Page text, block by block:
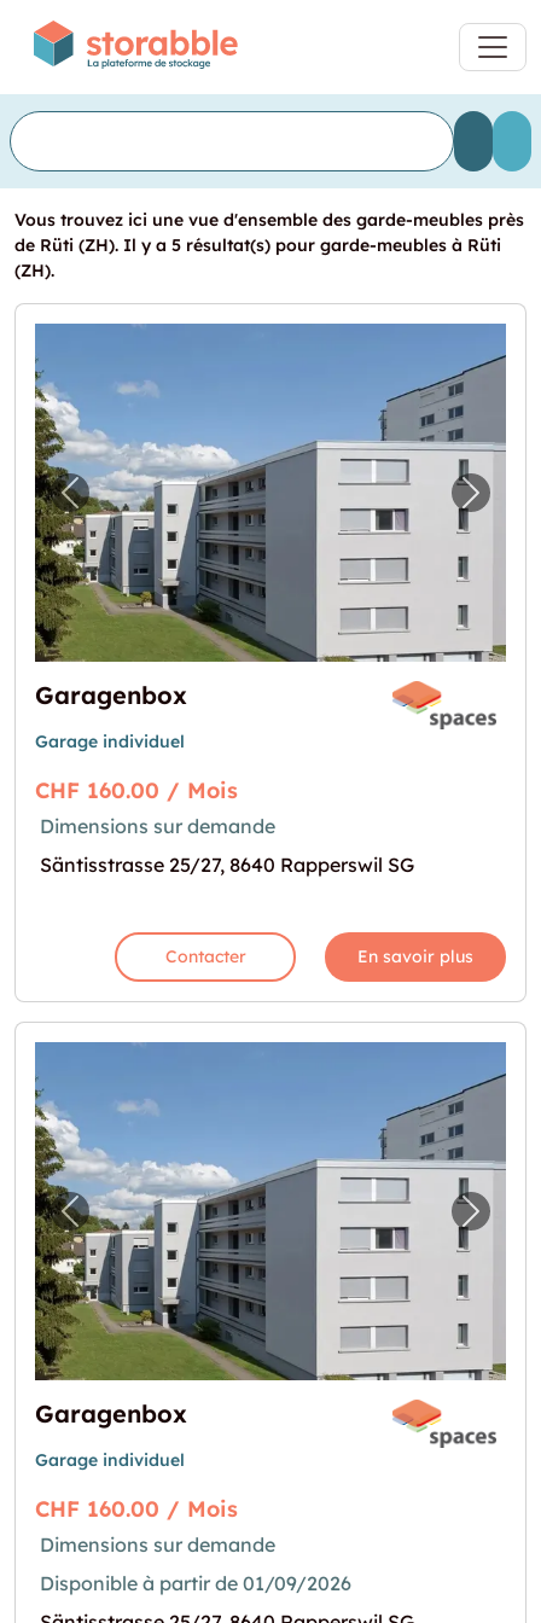
Vous trouvez ici une vue d'ensemble des garde-meubles près
de Rüti (ZH). Il y a 5 résultat(s) pour garde-meubles à Rüti
(ZH).
Image précédente pour "Garagenbox"
Garagenbox
Garage individuel
CHF 160.00 / Mois
Dimensions sur demande
Säntisstrasse 25/27, 8640 Rapperswil SG
Contacter En savoir plus
Image précédente pour "Garagenbox"
Garagenbox
Garage individuel
CHF 160.00 / Mois
Dimensions sur demande
Disponible à partir de 01/09/2026